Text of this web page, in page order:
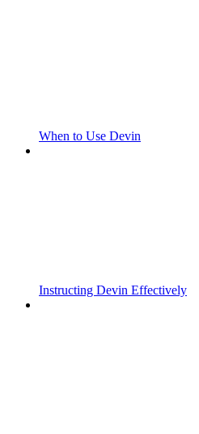
When to Use Devin
Instructing Devin Effectively